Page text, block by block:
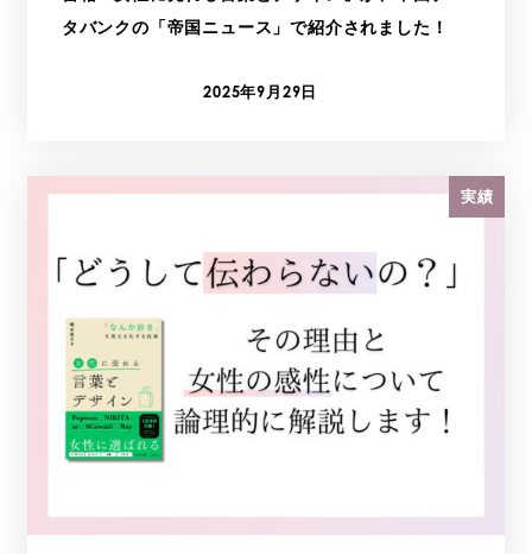
タバンクの「帝国ニュース」で紹介されました！
投稿日
2025年9月29日
実績